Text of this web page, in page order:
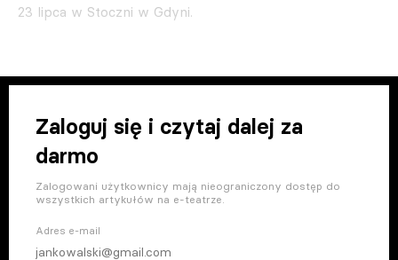
23 lipca w Stoczni w Gdyni.
Zaloguj się i czytaj dalej za
darmo
Zalogowani użytkownicy mają nieograniczony dostęp do
wszystkich artykułów na e-teatrze.
Adres e-mail